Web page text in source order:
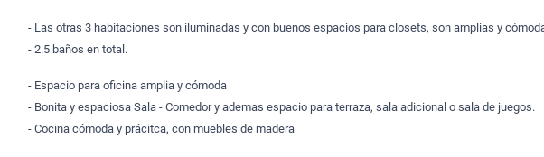
- Las otras 3 habitaciones son iluminadas y con buenos espacios para closets, son amplias y
- 2.5 baños en total.
- Espacio para oficina amplia y cómoda
- Bonita y espaciosa Sala - Comedor y ademas espacio para terraza, sala adicional o sala de juegos.
- Cocina cómoda y prácitca, con muebles de madera